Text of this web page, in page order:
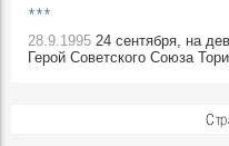
***
28.9.1995 24 сентября, на
Герой Советского Союза